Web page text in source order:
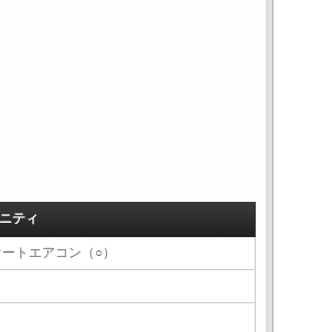
ティ
トエアコン（○）